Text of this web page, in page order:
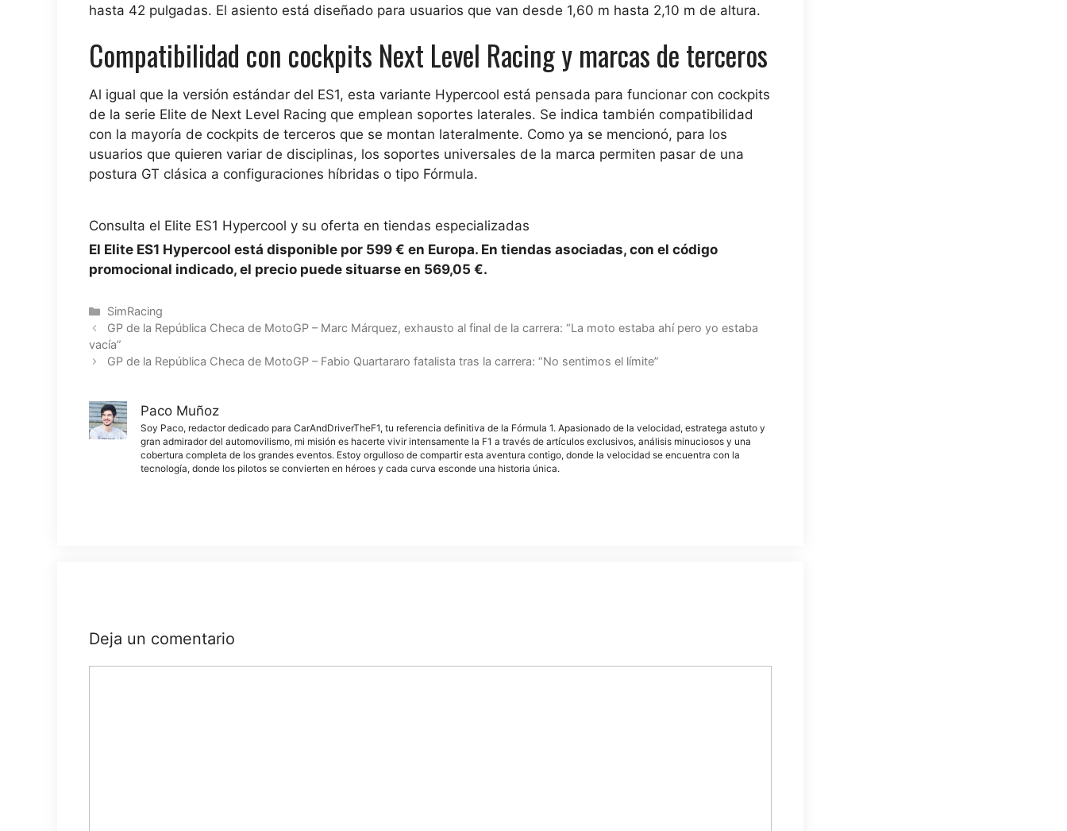
hasta 42 pulgadas. El asiento está diseñado para usuarios que van desde 1,60 m hasta 2,10 m de altura.
Compatibilidad con cockpits Next Level Racing y marcas de terceros
Al igual que la versión estándar del ES1, esta variante Hypercool está pensada para funcionar con cockpits
de la serie Elite de Next Level Racing que emplean soportes laterales. Se indica también compatibilidad
con la mayoría de cockpits de terceros que se montan lateralmente. Como ya se mencionó, para los
usuarios que quieren variar de disciplinas, los soportes universales de la marca permiten pasar de una
postura GT clásica a configuraciones híbridas o tipo Fórmula.
Consulta el Elite ES1 Hypercool y su oferta en tiendas especializadas
El Elite ES1 Hypercool está disponible por 599 € en Europa. En tiendas asociadas, con el código
promocional indicado, el precio puede situarse en 569,05 €.
Categorías
SimRacing
GP de la República Checa de MotoGP – Marc Márquez, exhausto al final de la carrera: “La moto estaba ahí pero yo estaba
vacía”
GP de la República Checa de MotoGP – Fabio Quartararo fatalista tras la carrera: “No sentimos el límite”
Paco Muñoz
Soy Paco, redactor dedicado para CarAndDriverTheF1, tu referencia definitiva de la Fórmula 1. Apasionado de la velocidad, estratega astuto y
gran admirador del automovilismo, mi misión es hacerte vivir intensamente la F1 a través de artículos exclusivos, análisis minuciosos y una
cobertura completa de los grandes eventos. Estoy orgulloso de compartir esta aventura contigo, donde la velocidad se encuentra con la
tecnología, donde los pilotos se convierten en héroes y cada curva esconde una historia única.
Deja un comentario